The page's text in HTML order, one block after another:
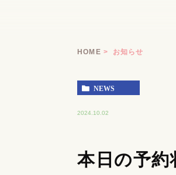
HOME お知らせ
NEWS
2024.10.02
本日の予